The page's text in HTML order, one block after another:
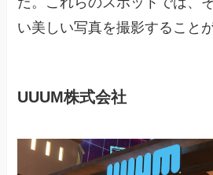
い美しい写真を撮影すること
UUUM株式会社